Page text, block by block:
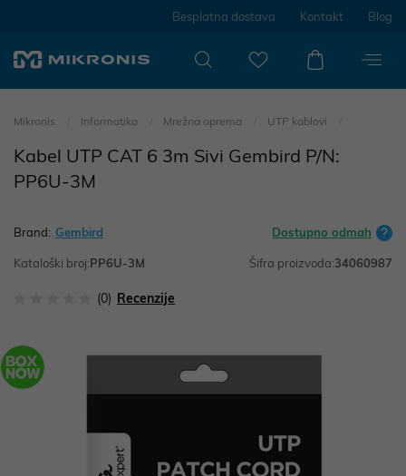
Besplatna dostava Kontakt Blog
Mikronis Informatika Mrežna oprema UTP kablovi
Kabel UTP CAT 6 3m Sivi Gembird P/N:
PP6U-3M
Brand: Gembird Dostupno odmah
Kataloški broj:PP6U-3M Šifra proizvoda:34060987
(0) Recenzije